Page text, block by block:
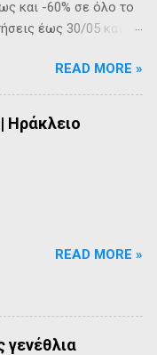
και -60% σε όλο το
έως 30/05 και
READ MORE »
Ηράκλειο
READ MORE »
γενέθλια